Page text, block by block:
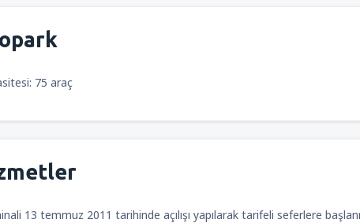
75 araç
13 temmuz 2011 tarihinde açılışı yapılarak tarifeli seferlere